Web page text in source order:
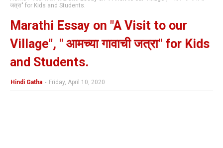
जत्रा" for Kids and Students.
Marathi Essay on "A Visit to our
Village", " आमच्या गावाची जत्रा" for Kids
and Students.
Hindi Gatha - Friday, April 10, 2020